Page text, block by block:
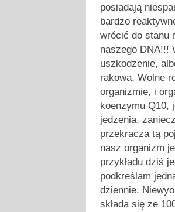
posiadają
bardzo
wrócić do stanu
naszego DNA!!!
uszkodzenie,
rakowa. Wolne
organizmie, i
koenzymu Q10,
jedzenia,
przekracza tą
nasz organizm
przykładu dziś
podkreślam
dziennie.
składa się ze